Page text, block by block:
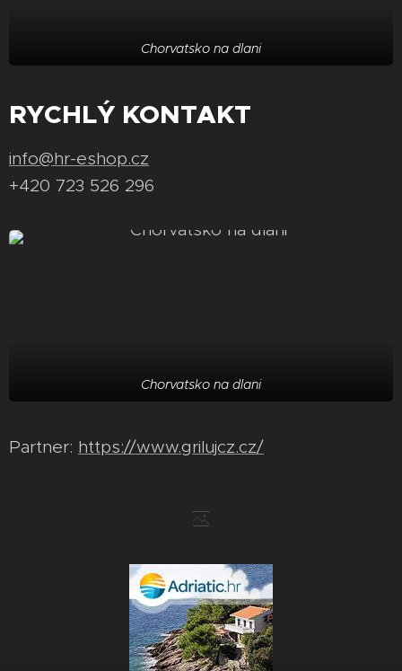
Chorvatsko na dlani
RYCHLÝ KONTAKT
info@hr-eshop.cz
+420 723 526 296
Chorvatsko na dlani
Partner: https://www.grilujcz.cz/